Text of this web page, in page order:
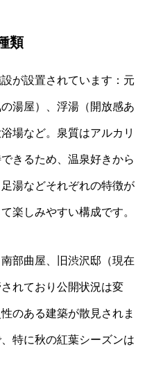
類
が設置されています：元
湯屋）、浮湯（開放感あ
場など。泉質はアルカリ
きるため、温泉好きから
湯などそれぞれの特徴が
楽しみやすい構成です。
部曲屋、旧渋沢邸（現在
れており公開状況は変
のある建築が散見されま
特に秋の紅葉シーズンは